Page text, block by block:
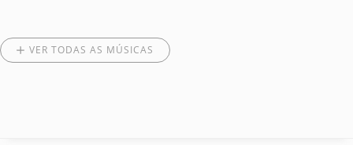
VER TODAS AS MÚSICAS